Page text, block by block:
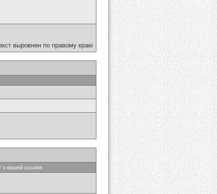
выровнен по правому краю
к вашей ссылке.